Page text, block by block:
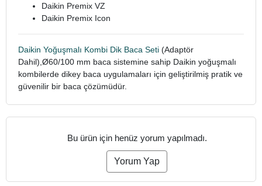
Daikin Premix VZ
Daikin Premix Icon
Daikin Yoğuşmalı Kombi Dik Baca Seti (Adaptör
Dahil),Ø60/100 mm baca sistemine sahip Daikin yoğuşmalı
kombilerde dikey baca uygulamaları için geliştirilmiş pratik ve
güvenilir bir baca çözümüdür.
Bu ürün için henüz yorum yapılmadı.
Yorum Yap